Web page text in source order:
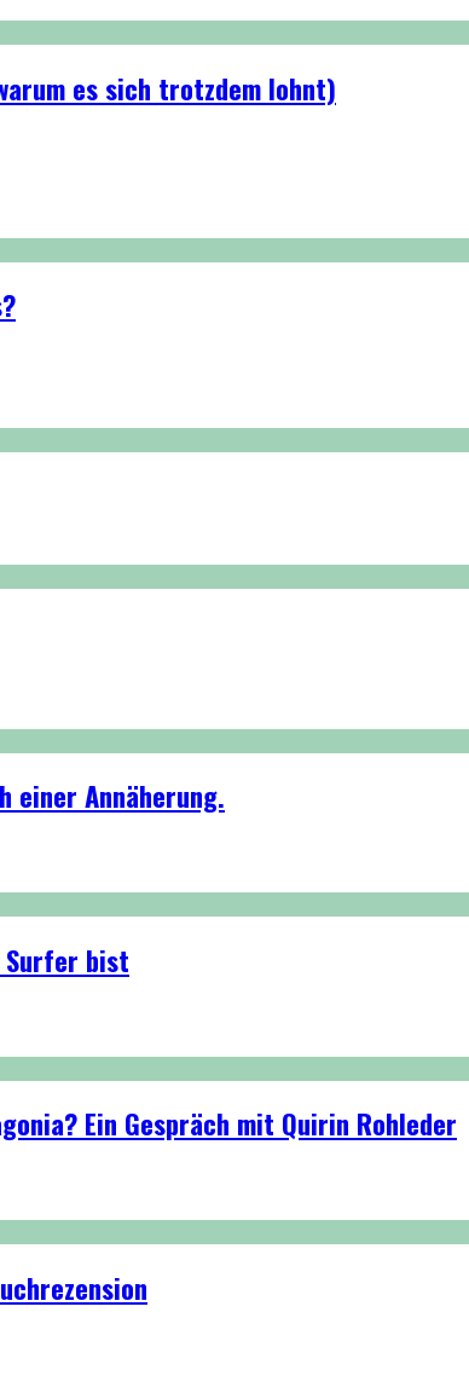
es sich trotzdem lohnt)
einer Annäherung.
Surfer bist
Ein Gespräch mit Quirin Rohleder